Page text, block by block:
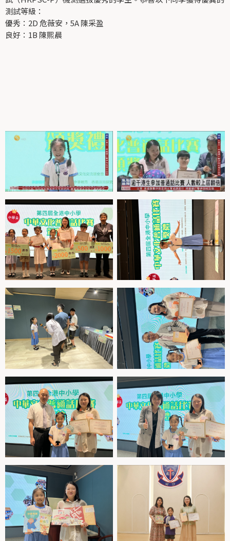
測試等級：
優秀：2D 危薇安，5A 陳采盈
良好：1B 陳熙晨